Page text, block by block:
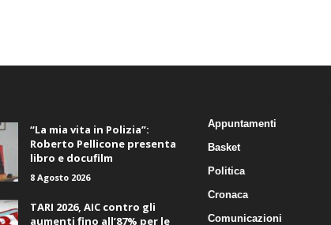
“La mia vita in Polizia”:
Roberto Pellicone presenta
libro e docufilm
8 Agosto 2026
TARI 2026, AIC contro gli
aumenti fino all’87% per le
Appuntamenti
Basket
Politica
Cronaca
Comunicazioni